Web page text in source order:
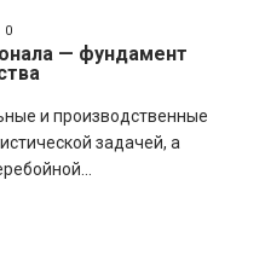
0
— фундамент
и производственные
задачей, а